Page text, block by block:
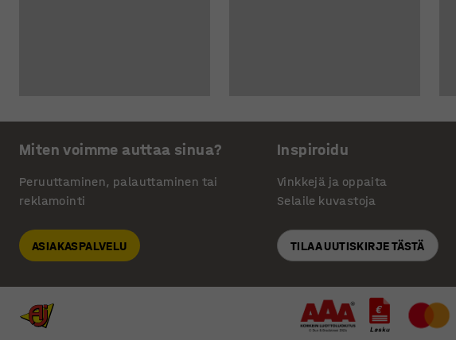
Miten voimme auttaa sinua?
Peruuttaminen, palauttaminen tai
reklamointi
ASIAKASPALVELU
Inspiroidu
Vinkkejä ja oppaita
Selaile kuvastoja
TILAA UUTISKIRJE TÄSTÄ